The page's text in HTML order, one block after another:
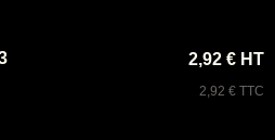
2,92 € HT
2,92 € TTC